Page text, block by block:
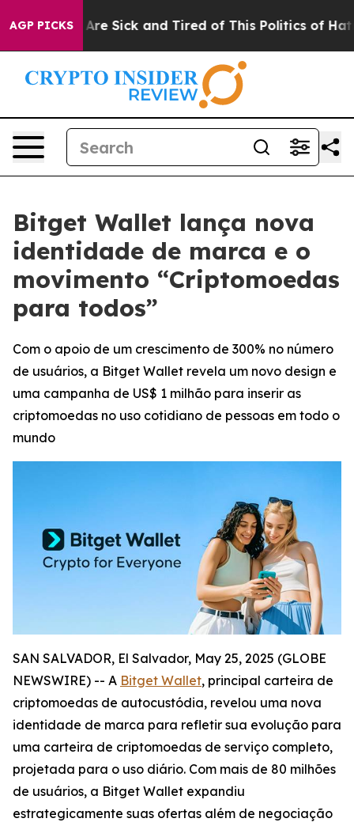
AGP PICKSAre Sick and Tired of This Politics of Hatred”
Bitget Wallet lança nova
identidade de marca e o
movimento “Criptomoedas
para todos”
Com o apoio de um crescimento de 300% no número
de usuários, a Bitget Wallet revela um novo design e
uma campanha de US$ 1 milhão para inserir as
criptomoedas no uso cotidiano de pessoas em todo o
mundo
SAN SALVADOR, El Salvador, May 25, 2025 (GLOBE
NEWSWIRE) -- A Bitget Wallet, principal carteira de
criptomoedas de autocustódia, revelou uma nova
identidade de marca para refletir sua evolução para
uma carteira de criptomoedas de serviço completo,
projetada para o uso diário. Com mais de 80 milhões
de usuários, a Bitget Wallet expandiu
estrategicamente suas ofertas além de negociação